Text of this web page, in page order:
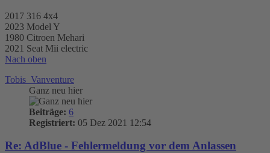
2017 316 4x4
2023 Model Y
1980 Citroen Mehari
2021 Seat Mii electric
Nach oben
Tobis_Vanventure
Ganz neu hier
Beiträge: 6
Registriert: 05 Dez 2021 12:54
Re: AdBlue - Fehlermeldung vor dem Anlassen